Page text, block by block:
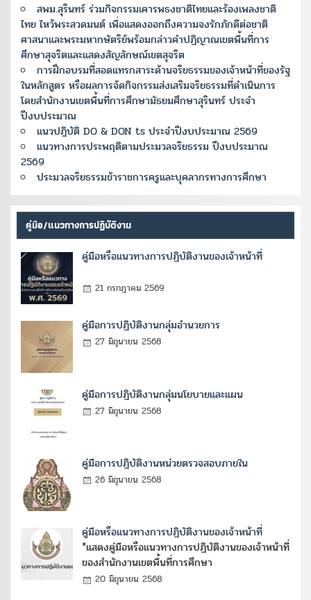
สพม.สุรินทร์ ร่วมกิจกรรมเคารพธงชาติไทยและร้องเพลงชาติ
ไทย ไหว้พระสวดมนต์ เพื่อแสดงออกถึงความจงรักภักดีต่อชาติ
ศาสนาและพระมหากษัตริย์พร้อมกล่าวคำปฏิญาณเขตพื้นที่การ
ศึกษาสุจริตและแสดงสัญลักษณ์เขตสุจริต
การฝึกอบรมที่สอดแทรกสาระด้านจริยธรรมของเจ้าหน้าที่ของรัฐ
ในหลักสูตร หรือผลการจ้ดกิจกรรมส่งเสริมจริยธรรมที่ดำเนินการ
โดยสำนักงานเขตพื้นที่การศึกษามัธยมศึกษาสุรินทร์ ประจำ
ปีงบประมาณ
แนวปฎิบัติ DO & DON ts ประจำปีงบประมาณ 2569
แนวทางการประพฤติตามประมวลจริยธรรม ปีงบประมาณ
2569
ประมวลจริยธรรมข้าราชการครูและบุคลากรทางการศึกษา
คู่มือ/แนวทางการปฏิบัติงาน
คู่มือหรือแนวทางการปฏิบัติงานของเจ้าหน้าที่
21 กรกฎาคม 2569
คู่มือการปฏิบัติงานกลุ่มอำนวยการ
27 มิถุนายน 2568
คู่มือการปฏิบัติงานกลุ่มนโยบายและแผน
27 มิถุนายน 2568
คู่มือการปฏิบัติงานหน่วยตรวจสอบภายใน
26 มิถุนายน 2568
คู่มือหรือแนวทางการปฏิบัติงานของเจ้าหน้าที่
*แสดงคู่มือหรือแนวทางการปฏิบัติงานของเจ้าหน้าที่
ของสำนักงานเขตพื้นที่การศึกษา
20 มิถุนายน 2568